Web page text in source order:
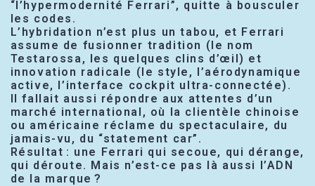
“l’hypermodernité Ferrari”, quitte à bousculer
les codes.
L’hybridation n’est plus un tabou, et Ferrari
assume de fusionner tradition (le nom
Testarossa, les quelques clins d’œil) et
innovation radicale (le style, l’aérodynamique
active, l’interface cockpit ultra-connectée).
Il fallait aussi répondre aux attentes d’un
marché international, où la clientèle chinoise
ou américaine réclame du spectaculaire, du
jamais-vu, du “statement car”.
Résultat : une Ferrari qui secoue, qui dérange,
qui déroute. Mais n’est-ce pas là aussi l’ADN
de la marque ?